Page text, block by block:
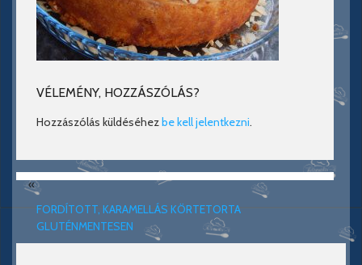
VÉLEMÉNY, HOZZÁSZÓLÁS?
Hozzászólás küldéséhezbe kell jelentkezni.
«
FORDÍTOTT, KARAMELLÁS KÖRTETORTA
GLUTÉNMENTESEN